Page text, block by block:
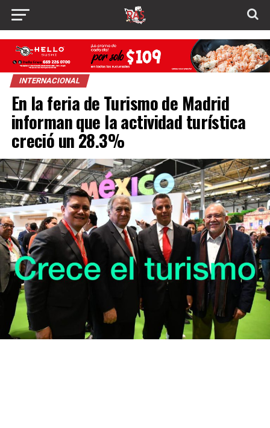
INTERNACIONAL
En la feria de Turismo de Madrid
informan que la actividad turística
creció un 28.3%